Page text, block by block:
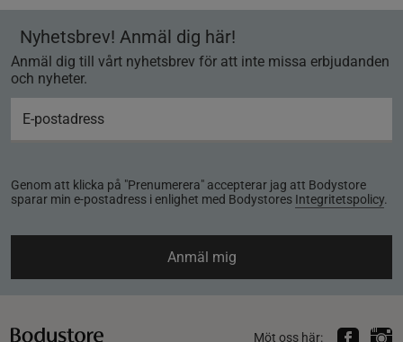
Nyhetsbrev! Anmäl dig här!
Anmäl dig till vårt nyhetsbrev för att inte missa erbjudanden
och nyheter.
Genom att klicka på "Prenumerera" accepterar jag att Bodystore
sparar min e-postadress i enlighet med Bodystores Integritetspolicy.
Anmäl mig
Möt oss här: